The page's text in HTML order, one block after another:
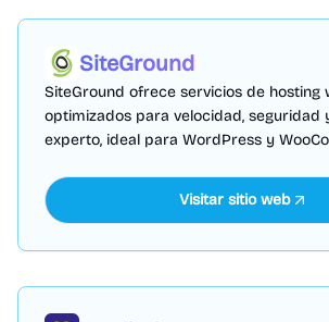
SiteGround
SiteGround ofrece servicios de hosting
optimizados para velocidad, seguridad
experto, ideal para WordPress y
Visitar sitio web